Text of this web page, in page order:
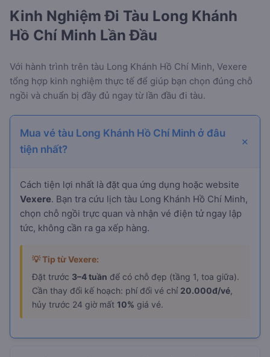
Kinh Nghiệm Đi Tàu Long Khánh
Hồ Chí Minh Lần Đầu
Với hành trình trên tàu Long Khánh Hồ Chí Minh, Vexere
tổng hợp kinh nghiệm thực tế để giúp bạn chọn đúng chỗ
ngồi và chuẩn bị đầy đủ ngay từ lần đầu đi tàu.
Mua vé tàu Long Khánh Hồ Chí Minh ở đâu
tiện nhất?
Cách tiện lợi nhất là đặt qua ứng dụng hoặc website
Vexere. Bạn tra cứu lịch tàu Long Khánh Hồ Chí Minh,
chọn chỗ ngồi trực quan và nhận vé điện tử ngay lập
tức, không cần ra ga xếp hàng.
💡 Tip từ Vexere:
Đặt trước 3–4 tuần để có chỗ đẹp (tầng 1, toa giữa).
Cần thay đổi kế hoạch: phí đổi vé chỉ 20.000đ/vé,
hủy trước 24 giờ mất 10% giá vé.